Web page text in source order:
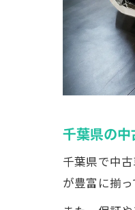
千葉県の
千葉県で中
が豊富に揃